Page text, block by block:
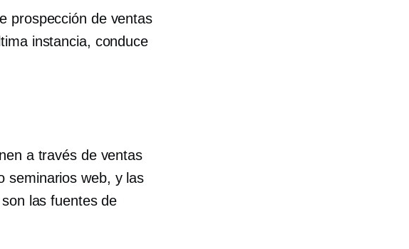
prospección de ventas
instancia, conduce
a través de ventas
seminarios web, y las
las fuentes de